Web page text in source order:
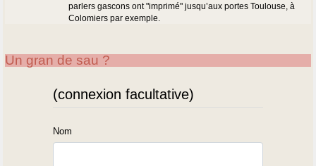
parlers gascons ont "imprimé" jusqu’aux portes Toulouse, à
Colomiers par exemple.
Un gran de sau ?
(connexion facultative)
Nom